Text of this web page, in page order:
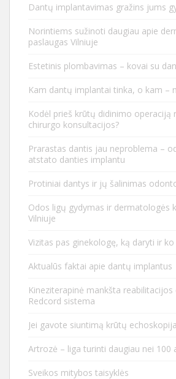
Dantų implantavimas gražins jums
Norintiems sužinoti daugiau apie
paslaugas Vilniuje
Estetinis plombavimas – kovai su
Kam dantų implantai tinka, o kam –
Kodėl prieš krūtų didinimo operaciją
chirurgo konsultacijos?
Prarastas dantis jau neproblema –
atstato danties implantu
Protiniai dantys ir jų šalinimas
Odos ligų gydymas ir dermatologės
Vilniuje
Vizitas pas ginekologę, ką daryti ir ko
Aktualūs faktai apie dantų implantus
Kineziterapinė mankšta reabilitacijos
Redcord sistema
Jei gavote siuntimą krūtų
Artrozė – liga turinti daugiau nei 100
Sveikos mitybos taisyklės